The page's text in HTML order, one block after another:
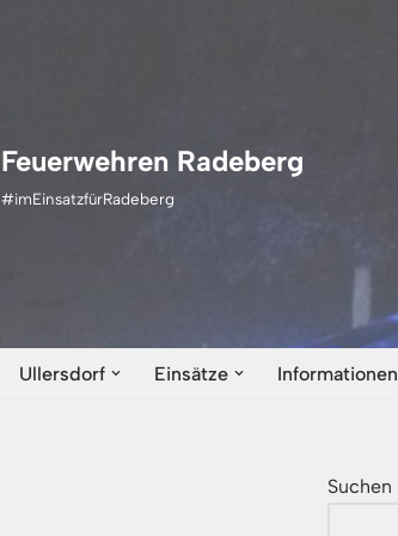
Feuerwehren Radeberg
#imEinsatzfürRadeberg
Ullersdorf Einsätze Informationen
Suchen